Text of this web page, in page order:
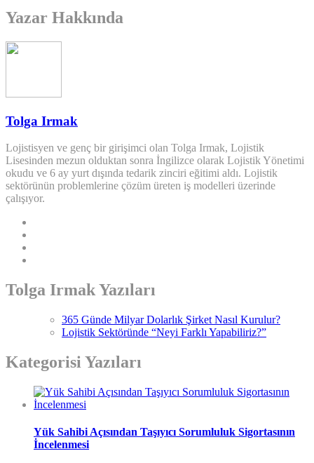
Yazar Hakkında
Tolga Irmak
Lojistisyen ve genç bir girişimci olan Tolga Irmak, Lojistik
Lisesinden mezun olduktan sonra İngilizce olarak Lojistik Yönetimi
okudu ve 6 ay yurt dışında tedarik zinciri eğitimi aldı. Lojistik
sektörünün problemlerine çözüm üreten iş modelleri üzerinde
çalışıyor.
Tolga Irmak Yazıları
365 Günde Milyar Dolarlık Şirket Nasıl Kurulur?
Lojistik Sektöründe “Neyi Farklı Yapabiliriz?”
Kategorisi Yazıları
Yük Sahibi Açısından Taşıyıcı Sorumluluk Sigortasının
İncelenmesi